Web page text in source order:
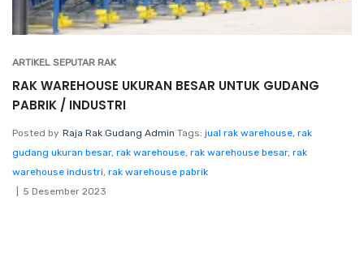
ARTIKEL SEPUTAR RAK
RAK WAREHOUSE UKURAN BESAR UNTUK GUDANG
PABRIK / INDUSTRI
Posted by Raja Rak Gudang Admin Tags: jual rak warehouse, rak
gudang ukuran besar, rak warehouse, rak warehouse besar, rak
warehouse industri, rak warehouse pabrik
5 Desember 2023